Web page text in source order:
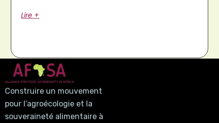
Lire +
Construire un mouvement
pour l’agroécologie et la
souveraineté alimentaire à